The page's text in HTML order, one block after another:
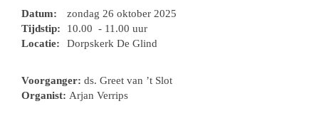
Datum:
zondag 26 oktober 2025
Tijdstip:
10.00 - 11.00 uur
Locatie:
Dorpskerk De Glind
Voorganger: ds. Greet van ’t Slot
Organist: Arjan Verrips